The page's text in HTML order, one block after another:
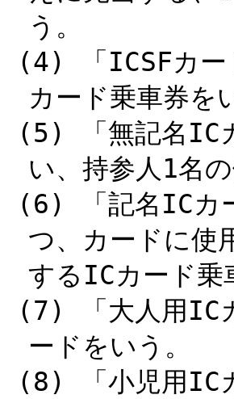
う。
(4) 「ICSFカー
カード乗車券を
(5) 「無記名IC
い、持参人1名
(6) 「記名ICカ
つ、カードに使
するICカード乗
(7) 「大人用IC
ードをいう。
(8) 「小児用IC